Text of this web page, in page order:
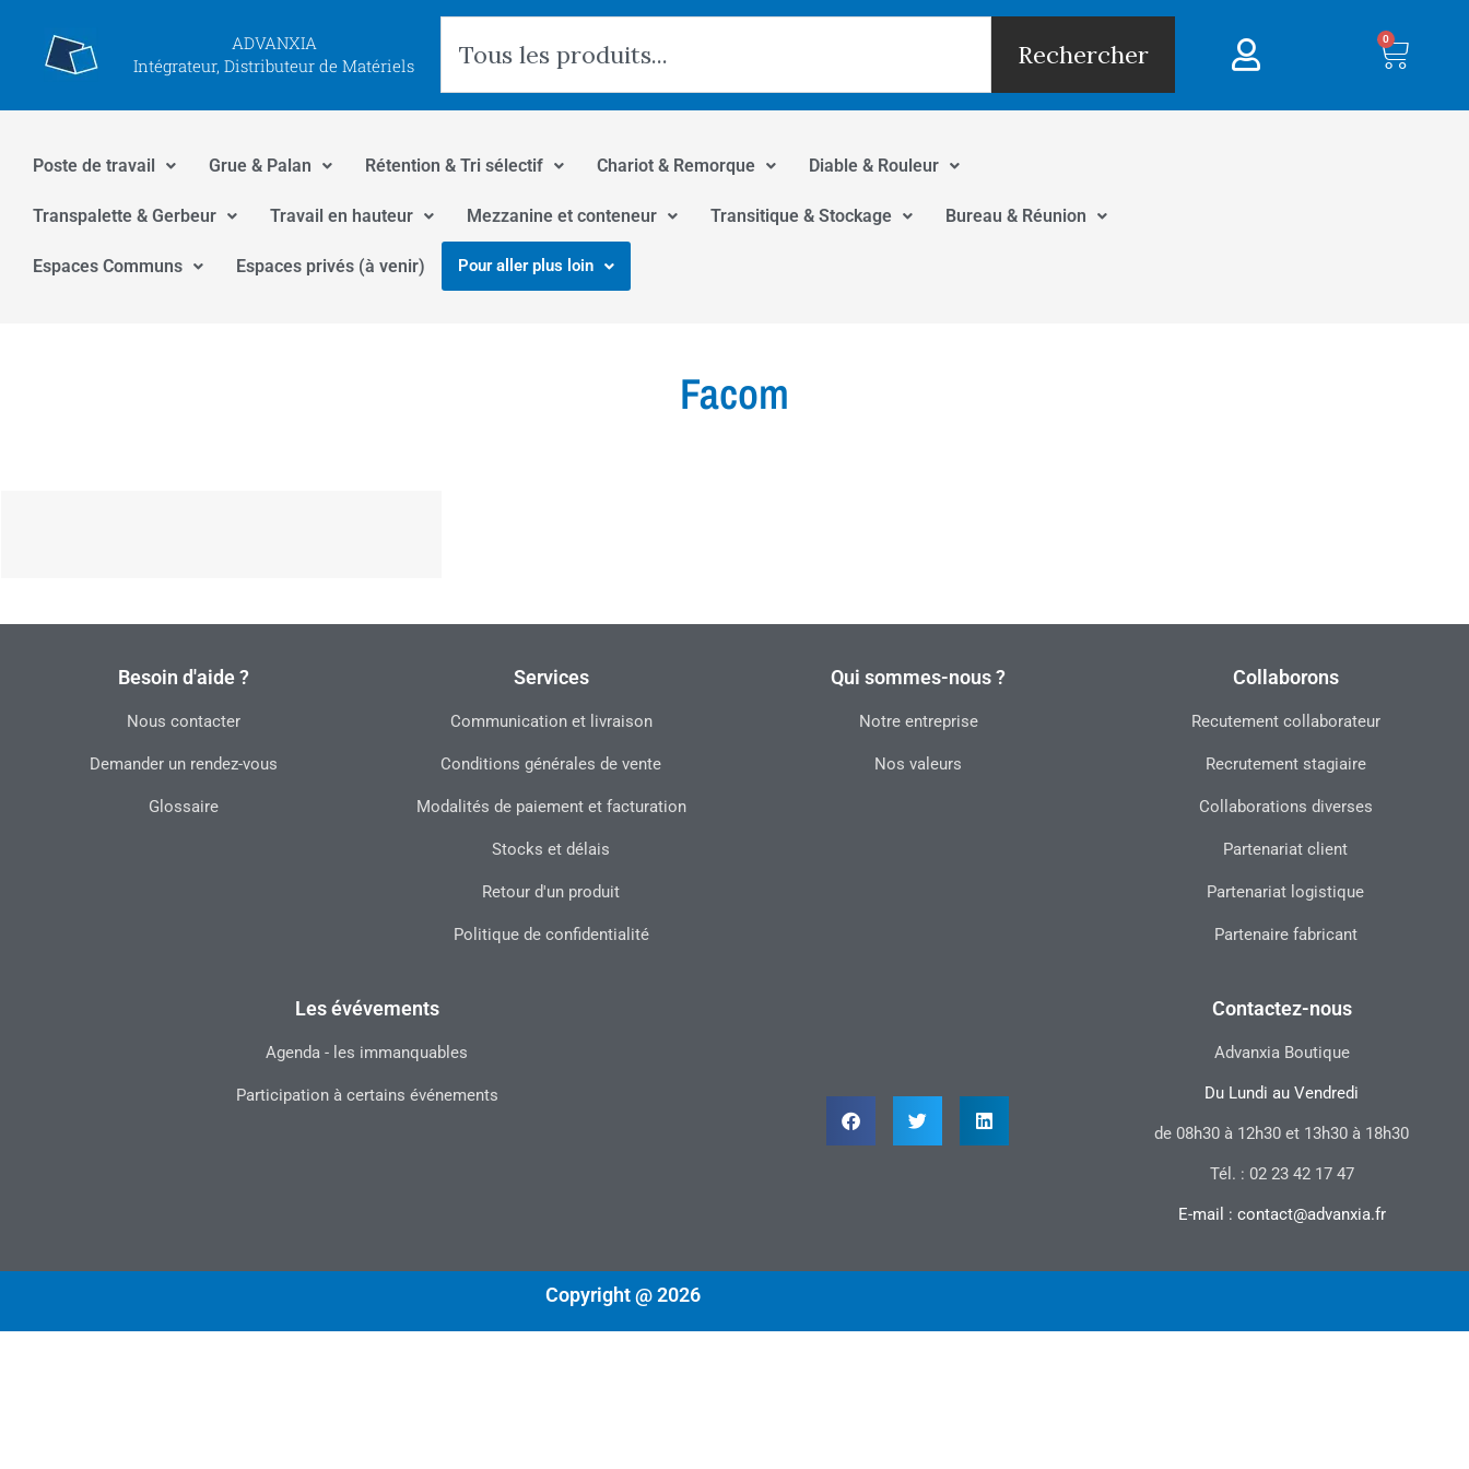
contenu
ADVANXIA
Intégrateur, Distributeur de Matériels
Rechercher
0
Poste de travail Grue & Palan Rétention & Tri sélectif Chariot & Remorque Diable & Rouleur
Transpalette & Gerbeur Travail en hauteur Mezzanine et conteneur Transitique & Stockage Bureau & Réunion
Espaces Communs Espaces privés (à venir) Pour aller plus loin
Facom
Besoin d'aide ?
Nous contacter
Demander un rendez-vous
Glossaire
Services
Communication et livraison
Conditions générales de vente
Modalités de paiement et facturation
Stocks et délais
Retour d'un produit
Politique de confidentialité
Qui sommes-nous ?
Notre entreprise
Nos valeurs
Collaborons
Recutement collaborateur
Recrutement stagiaire
Collaborations diverses
Partenariat client
Partenariat logistique
Partenaire fabricant
Les évévements
Agenda - les immanquables
Participation à certains événements
Contactez-nous
Advanxia Boutique
Du Lundi au Vendredi
de 08h30 à 12h30 et 13h30 à 18h30
Tél. : 02 23 42 17 47
E-mail : contact@advanxia.fr
Copyright @ 2026